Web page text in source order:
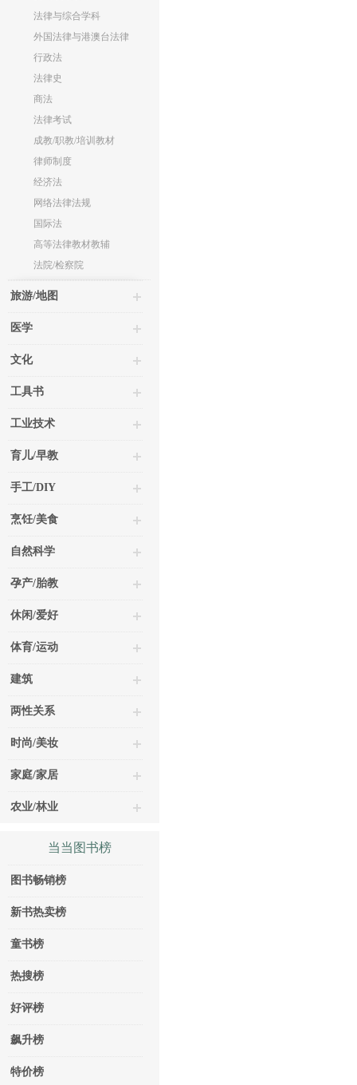
法律与综合学科
外国法律与港澳台法律
行政法
法律史
商法
法律考试
成教/职教/培训教材
律师制度
经济法
网络法律法规
国际法
高等法律教材教辅
法院/检察院
旅游/地图
医学
文化
工具书
工业技术
育儿/早教
手工/DIY
烹饪/美食
自然科学
孕产/胎教
休闲/爱好
体育/运动
建筑
两性关系
时尚/美妆
家庭/家居
农业/林业
当当图书榜
图书畅销榜
新书热卖榜
童书榜
热搜榜
好评榜
飙升榜
特价榜